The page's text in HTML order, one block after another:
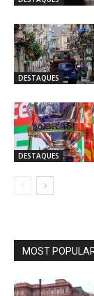
DESTAQUES
DESTAQUES
MOST